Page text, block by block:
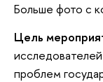
Больше фото с
Цель
проблем